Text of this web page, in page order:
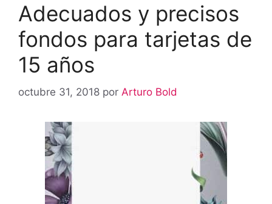
Adecuados y precisos
fondos para tarjetas de
15 años
octubre 31, 2018 por Arturo Bold